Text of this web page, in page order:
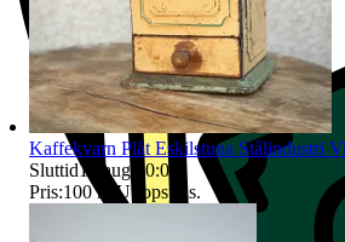
Kaffekvarn Plåt Eskilstuna Stålindustri
Sluttid10 aug 20:04
Pris:100 kr Utropspris.